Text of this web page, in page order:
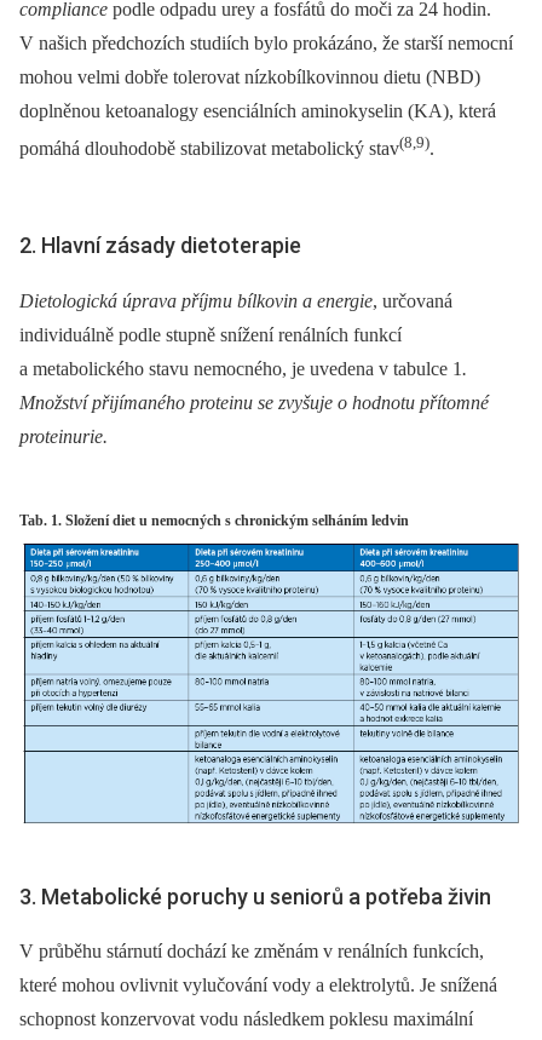
compliance podle odpadu urey a fosfátů do moči za 24 hodin.
V našich předchozích studiích bylo prokázáno, že starší nemocní
mohou velmi dobře tolerovat nízkobílkovinnou dietu (NBD)
doplněnou ketoanalogy esenciálních aminokyselin (KA), která
pomáhá dlouhodobě stabilizovat metabolický stav(8,9).
2. Hlavní zásady dietoterapie
Dietologická úprava příjmu bílkovin a energie, určovaná
individuálně podle stupně snížení renálních funkcí
a metabolického stavu nemocného, je uvedena v tabulce 1.
Množství přijímaného proteinu se zvyšuje o hodnotu přítomné
proteinurie.
Tab. 1. Složení diet u nemocných s chronickým selháním ledvin
3. Metabolické poruchy u seniorů a potřeba živin
V průběhu stárnutí dochází ke změnám v renálních funkcích,
které mohou ovlivnit vylučování vody a elektrolytů. Je snížená
schopnost konzervovat vodu následkem poklesu maximální